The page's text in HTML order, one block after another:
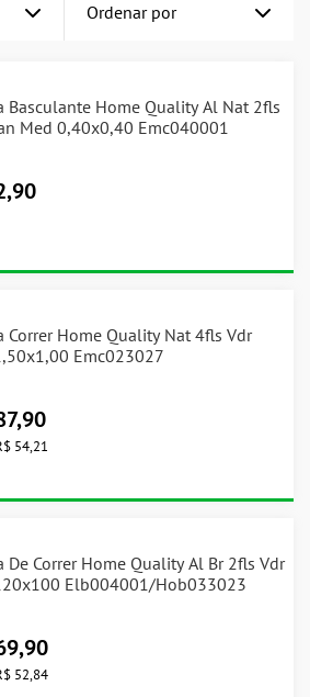
Ordenar por
Basculante Home Quality Al Nat 2fls
Med 0,40x0,40 Emc040001
Correr Home Quality Nat 4fls Vdr
Emc023027
54,21
De Correr Home Quality Al Br 2fls Vdr
Elb004001/Hob033023
52,84